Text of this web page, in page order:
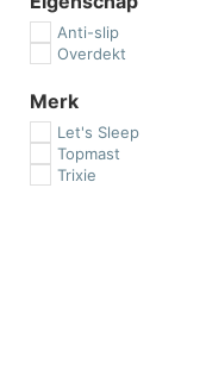
Anti-slip
Overdekt
Merk
Let's Sleep
Topmast
Trixie